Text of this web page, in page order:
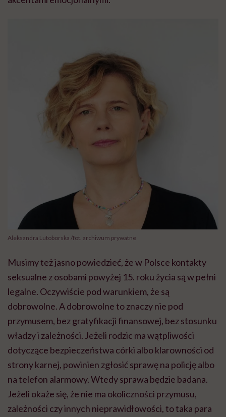
Aleksandra Lutoborska /fot. archiwum prywatne
Musimy też jasno powiedzieć, że w Polsce kontakty
seksualne z osobami powyżej 15. roku życia są w pełni
legalne. Oczywiście pod warunkiem, że są
dobrowolne. A dobrowolne to znaczy nie pod
przymusem, bez gratyfikacji finansowej, bez stosunku
władzy i zależności. Jeżeli rodzic ma wątpliwości
dotyczące bezpieczeństwa córki albo klarowności od
strony karnej, powinien zgłosić sprawę na policję albo
na telefon alarmowy. Wtedy sprawa będzie badana.
Jeżeli okaże się, że nie ma okoliczności przymusu,
zależności czy innych nieprawidłowości, to taka para